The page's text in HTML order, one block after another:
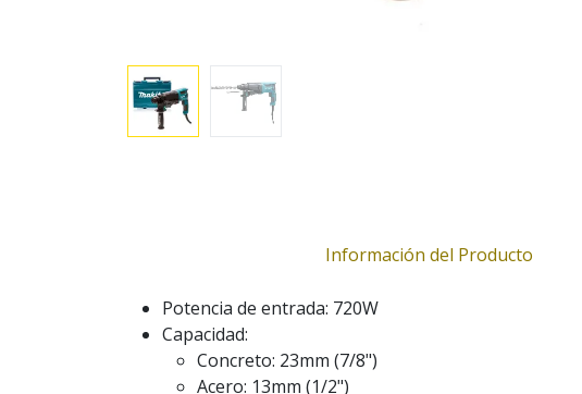
Información del Producto
Potencia de entrada: 720W
Capacidad:
Concreto: 23mm (7/8")
Acero: 13mm (1/2")